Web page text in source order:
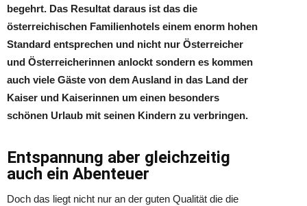
begehrt. Das Resultat daraus ist das die
österreichischen Familienhotels einem enorm hohen
Standard entsprechen und nicht nur Österreicher
und Österreicherinnen anlockt sondern es kommen
auch viele Gäste von dem Ausland in das Land der
Kaiser und Kaiserinnen um einen besonders
schönen Urlaub mit seinen Kindern zu verbringen.
Entspannung aber gleichzeitig
auch ein Abenteuer
Doch das liegt nicht nur an der guten Qualität die die